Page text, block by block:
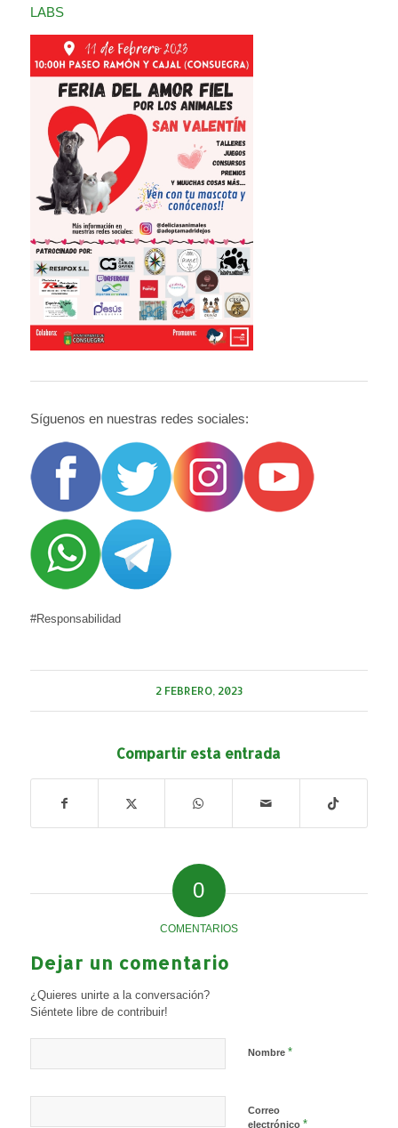
LABS
Síguenos en nuestras redes sociales:
#Responsabilidad
2 FEBRERO, 2023
Compartir esta entrada
0
COMENTARIOS
Dejar un comentario
¿Quieres unirte a la conversación?
Siéntete libre de contribuir!
Nombre *
Correo
electrónico *